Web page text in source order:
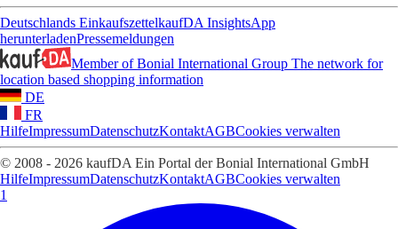
Deutschlands EinkaufszettelkaufDA InsightsApp
herunterladenPressemeldungen
Member of Bonial International Group The network for
location based shopping information
DE
FR
HilfeImpressumDatenschutzKontaktAGBCookies verwalten
© 2008 - 2026 kaufDA Ein Portal der Bonial International GmbH
HilfeImpressumDatenschutzKontaktAGBCookies verwalten
1